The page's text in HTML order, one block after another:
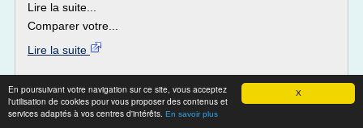
X
En poursuivant votre navigation sur ce site, vous acceptez
l'utilisation de cookies pour vous proposer des contenus et
services adaptés à vos centres d'intérêts. En savoir plus
Lire la suite...
Comparer votre...
Lire la suite
Thèmes liés :assurance mutuelle devis en ligne/
devis mutuelle ligne/ mutuelle devis comparatif